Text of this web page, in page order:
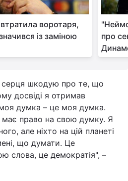
втратила воротаря,
із заміною
про
шкодую про те, що
досвіді я отримав
думка – це моя думка.
має право на свою думку. Я
але ніхто на цій планеті
що думати. Це
слова, це демократія", –